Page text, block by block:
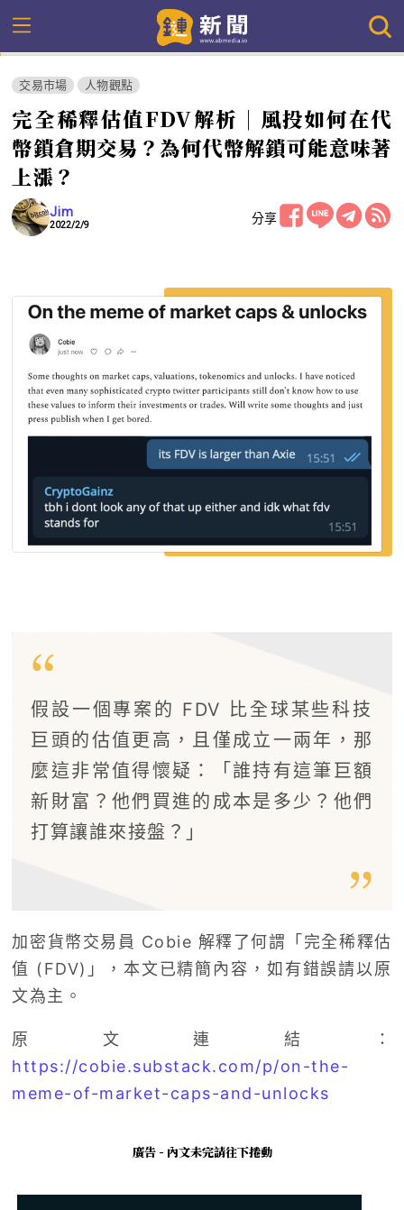
交易市場 人物觀點
完全稀釋估值FDV解析｜風投如何在代
幣鎖倉期交易？為何代幣解鎖可能意味著
上漲？
Jim
2022/2/9 分享
假設一個專案的 FDV 比全球某些科技
巨頭的估值更高，且僅成立一兩年，那
麼這非常值得懷疑：「誰持有這筆巨額
新財富？他們買進的成本是多少？他們
打算讓誰來接盤？」
加密貨幣交易員 Cobie 解釋了何謂「完全稀釋估
值 (FDV)」，本文已精簡內容，如有錯誤請以原
文為主。
原文連結：
https://cobie.substack.com/p/on-the-
meme-of-market-caps-and-unlocks
廣告 - 內文未完請往下捲動